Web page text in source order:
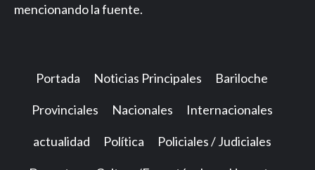
mencionando la fuente.
Portada Noticias Principales Bariloche
Provinciales Nacionales Internacionales
actualidad Política Policiales / Judiciales